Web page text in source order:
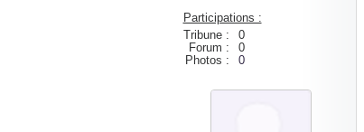
Participations :
Tribune :
0
Forum :
0
Photos :
0